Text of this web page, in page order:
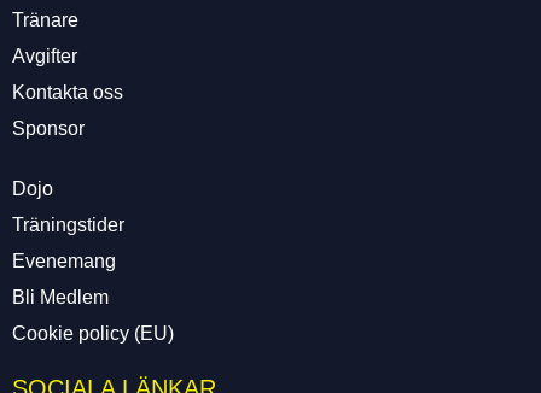
Tränare
Avgifter
Kontakta oss
Sponsor
Dojo
Träningstider
Evenemang
Bli Medlem
Cookie policy (EU)